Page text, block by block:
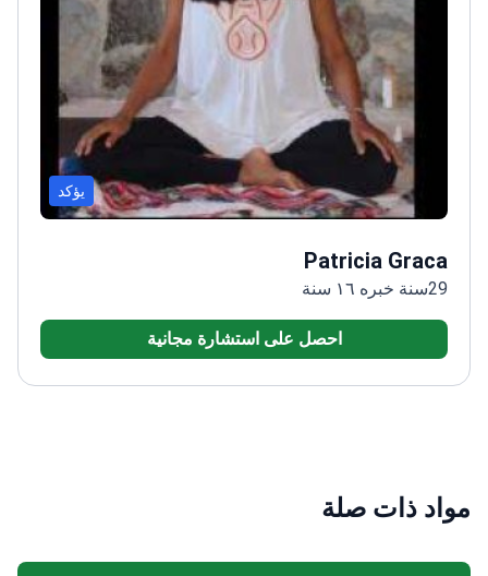
يؤكد
Patricia Graca
29سنة خبره ١٦ سنة
احصل على استشارة مجانية
مواد ذات صلة